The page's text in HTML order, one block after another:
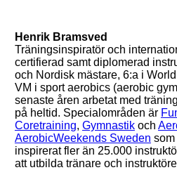
Henrik Bramsved
Träningsinspiratör och
certifierad samt diplomerad
och Nordisk mästare, 6:a i
VM i sport aerobics (aerobic
senaste åren arbetat med
på heltid. Specialområden är
Coretraining, Gymnastikoch
AerobicWeekends Sweden som
inspirerat fler än 25.000
att utbilda tränare och